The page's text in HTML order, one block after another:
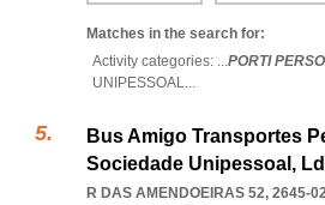
Matches in the search for:
Activity categories: ...PORTI
UNIPESSOAL...
Bus Amigo Transportes
Sociedade Unipessoal,
R DAS AMENDOEIRAS 52, 2645-